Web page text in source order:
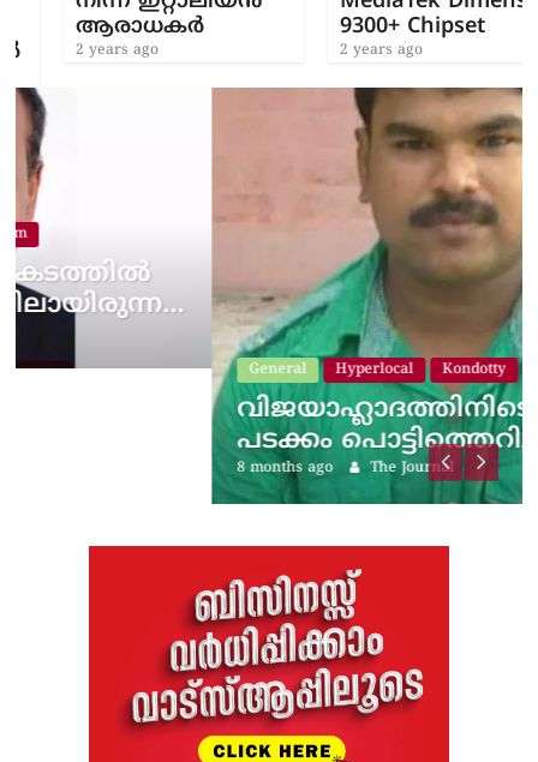
ആരാധകര്‍
2 years ago
9300+ Chipset
2 years ago
General Hyperlocal Kondotty
വിജയാഹ്ലാദത്തിനിടെ സ്കൂട്ടറിലെ
പടക്കം പൊട്ടിത്തെറിച്ചു;…
The Journal